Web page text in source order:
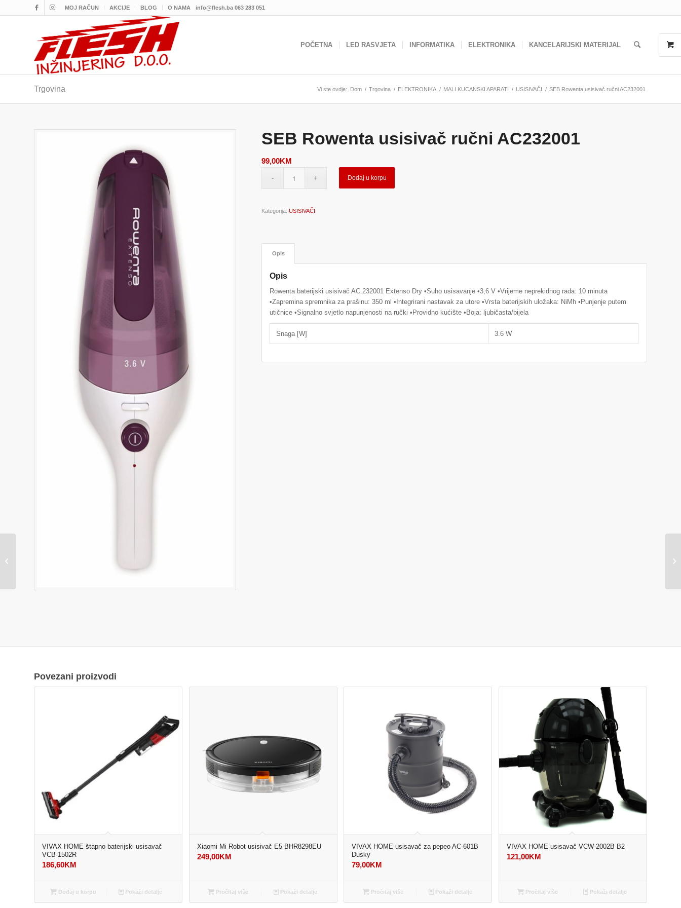
MOJ RAČUN AKCIJE BLOG O NAMA info@flesh.ba 063 283 051
POČETNA LED RASVJETA INFORMATIKA ELEKTRONIKA KANCELARIJSKI MATERIJAL
Trgovina Vi ste ovdje: Dom / Trgovina / ELEKTRONIKA / MALI KUCANSKI APARATI / USISIVAČI / SEB Rowenta usisivač ručni AC232001
SEB Rowenta usisivač ručni AC232001
99,00KM
Dodaj u korpu
Kategorija:USISIVAČI
Opis
Opis
Rowenta baterijski usisivač AC 232001 Extenso Dry •Suho usisavanje •3,6 V •Vrijeme neprekidnog rada: 10 minuta
•Zapremina spremnika za prašinu: 350 ml •Integrirani nastavak za utore •Vrsta baterijskih uložaka: NiMh •Punjenje putem
utičnice •Signalno svjetlo napunjenosti na ručki •Providno kućište •Boja: ljubičasta/bijela
Snaga [W] 3.6 W
Povezani proizvodi
VIVAX HOME štapno baterijski usisavač
VCB-1502R
186,60KM
Dodaj u korpu Pokaži detalje
Xiaomi Mi Robot usisivač E5 BHR8298EU
249,00KM
Pročitaj više Pokaži detalje
VIVAX HOME usisavač za pepeo AC-601B
Dusky
79,00KM
Pročitaj više Pokaži detalje
VIVAX HOME usisavač VCW-2002B B2
121,00KM
Pročitaj više Pokaži detalje